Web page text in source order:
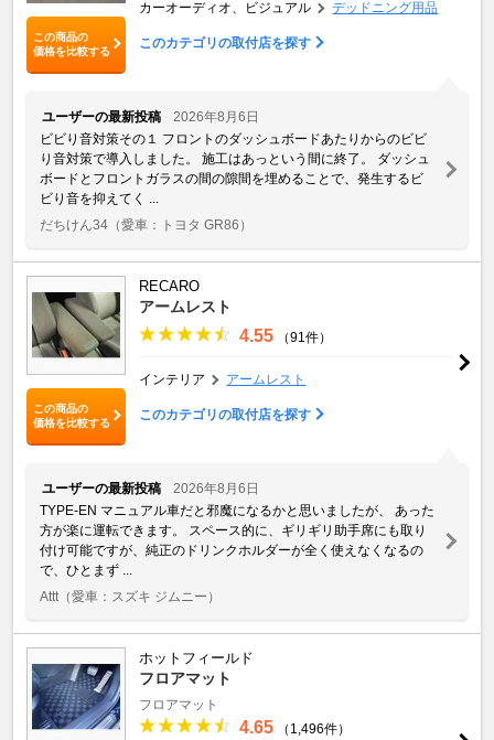
この商品の
価格を比較する
カーオーディオ、ビジュアル デッドニング用品
このカテゴリの取付店を探す
ユーザーの最新投稿
2026年8月6日
ビビり音対策その１ フロントのダッシュボードあたりからのビビ
り音対策で導入しました。 施工はあっという間に終了。 ダッシュ
ボードとフロントガラスの間の隙間を埋めることで、発生するビ
ビり音を抑えてく ...
だちけん34 （愛車：トヨタ GR86）
この商品の
価格を比較する
RECARO
アームレスト
4.55 （91件）
インテリア アームレスト
このカテゴリの取付店を探す
ユーザーの最新投稿
2026年8月6日
TYPE-EN マニュアル車だと邪魔になるかと思いましたが、 あった
方が楽に運転できます。 スペース的に、ギリギリ助手席にも取り
付け可能ですが、純正のドリンクホルダーが全く使えなくなるの
で、ひとまず ...
Attt （愛車：スズキ ジムニー）
ホットフィールド
フロアマット
フロアマット
4.65
（1,496件）